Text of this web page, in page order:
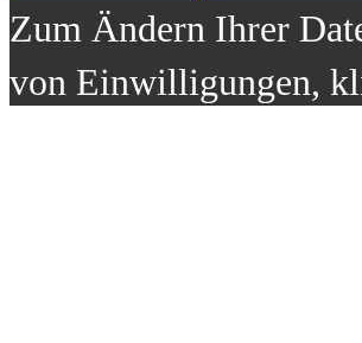
Zum Ändern Ihrer
von Einwilligungen,